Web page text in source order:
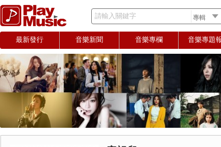
請輸入關鍵字
最新發行 音樂新聞 音樂專欄 音樂專題